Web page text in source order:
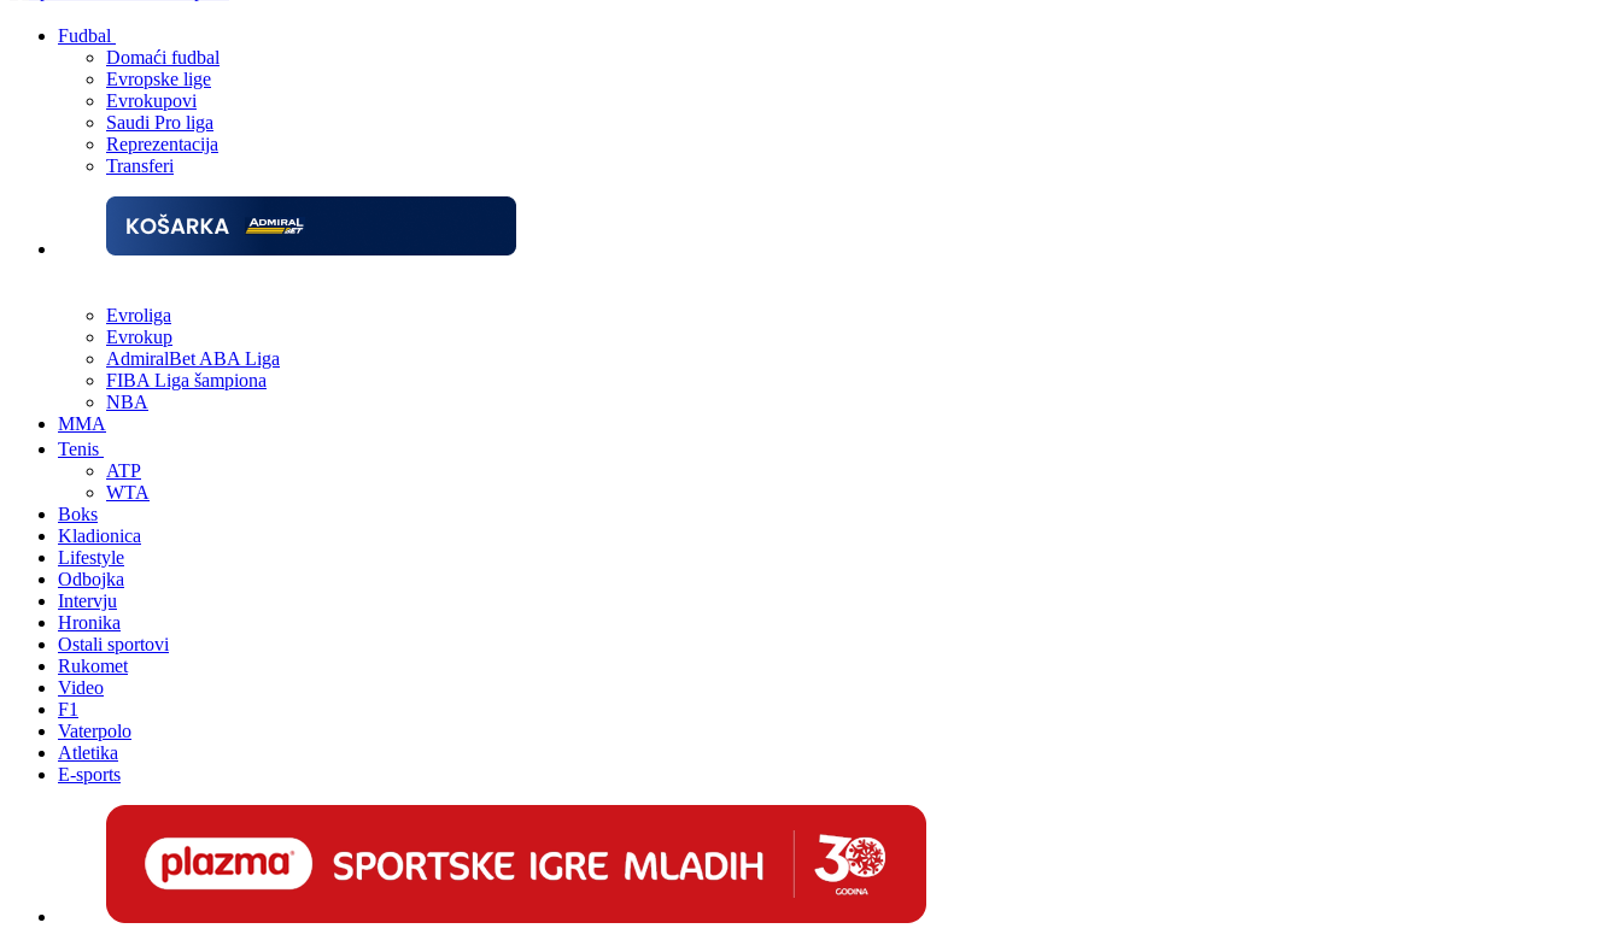
Fudbal
Domaći fudbal
Evropske lige
Evrokupovi
Saudi Pro liga
Reprezentacija
Transferi
Evroliga
Evrokup
AdmiralBet ABA Liga
FIBA Liga šampiona
NBA
MMA
Tenis
ATP
WTA
Boks
Kladionica
Lifestyle
Odbojka
Intervju
Hronika
Ostali sportovi
Rukomet
Video
F1
Vaterpolo
Atletika
E-sports